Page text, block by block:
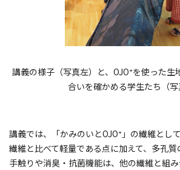
講義の様子（写真左）と、OJO⁺を使った生
合いを確かめる学生たち（写
講義では、「かみのいとOJO⁺」の繊維とし
繊維と比べて軽量である点に加えて、多孔
手触りや消臭・抗菌機能は、他の繊維と組